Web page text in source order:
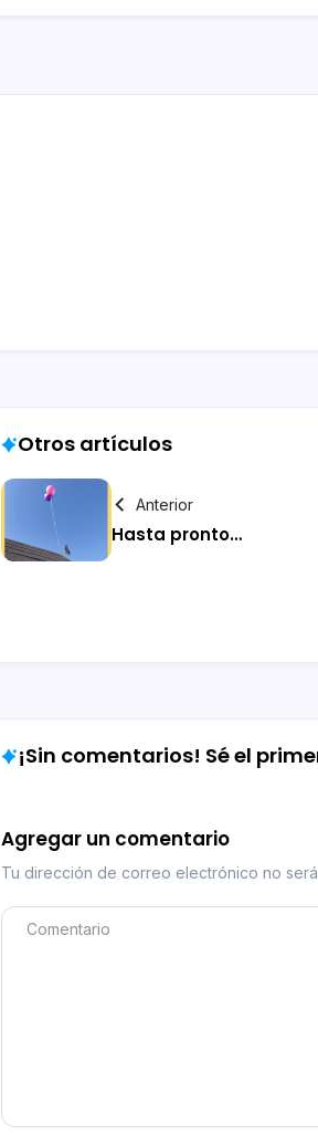
Otros artículos
Anterior
Hasta pronto…
¡Sin comentarios! Sé el
Agregar un comentario
Tu dirección de correo electrónico no